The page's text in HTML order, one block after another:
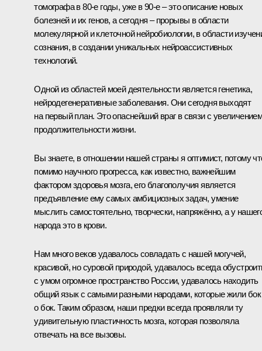
томографа в 80-е годы, уже в 90-е – это описание новых
болезней и их генов, а сегодня – прорывы в области
молекулярной и клеточной нейробиологии, в области
сознания, в создании уникальных нейроассистивных
технологий.
Одной из областей моей деятельности является генетика,
нейродегенеративные заболевания. Они сегодня выходят
на первый план. Это опаснейший враг в связи с
продолжительности жизни.
Вы знаете, в отношении нашей страны я оптимист, потому
помимо научного прогресса, как известно, важнейшим
фактором здоровья мозга, его благополучия является
предъявление ему самых амбициозных задач, умение
мыслить самостоятельно, творчески, напряжённо, а у
народа это в крови.
Нам много веков удавалось совладать с нашей могучей,
красивой, но суровой природой, удавалось всегда
с умом огромное пространство России, удавалось находить
общий язык с самыми разными народами, которые жили бок
о бок. Таким образом, наши предки всегда проявляли ту
удивительную пластичность мозга, которая позволяла
отвечать на все вызовы.